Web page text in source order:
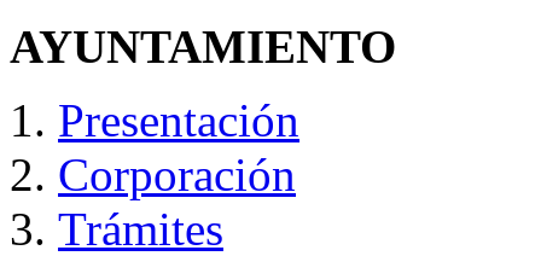
AYUNTAMIENTO
Presentación
Corporación
Trámites